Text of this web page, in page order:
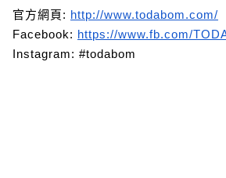
官方網頁: http://www.todabom.com/
Facebook: https://www.fb.com/
Instagram: #todabom